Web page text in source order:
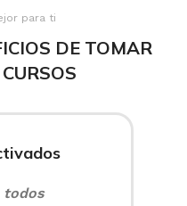
para ti
DE TOMAR
todos